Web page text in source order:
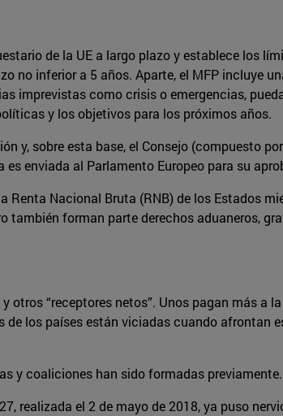
de la UE a largo plazo y establece los
no inferior a 5 años. Aparte, el MFP incluye
imprevistas como crisis o emergencias,
y los objetivos para los próximos años.
y, sobre esta base, el Consejo (compuesto
enviada al Parlamento Europeo para su
Nacional Bruta (RNB) de los Estados
forman parte derechos aduaneros,
otros “receptores netos”. Unos pagan más a
de los países están viciadas cuando afrontan
y coaliciones han sido formadas previamente.
realizada el 2 de mayo de 2018, ya puso